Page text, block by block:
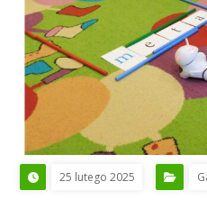
25 lutego 2025